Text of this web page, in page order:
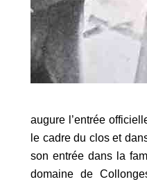
augure l’entrée
le cadre du clos et
son entrée dans la
domaine de